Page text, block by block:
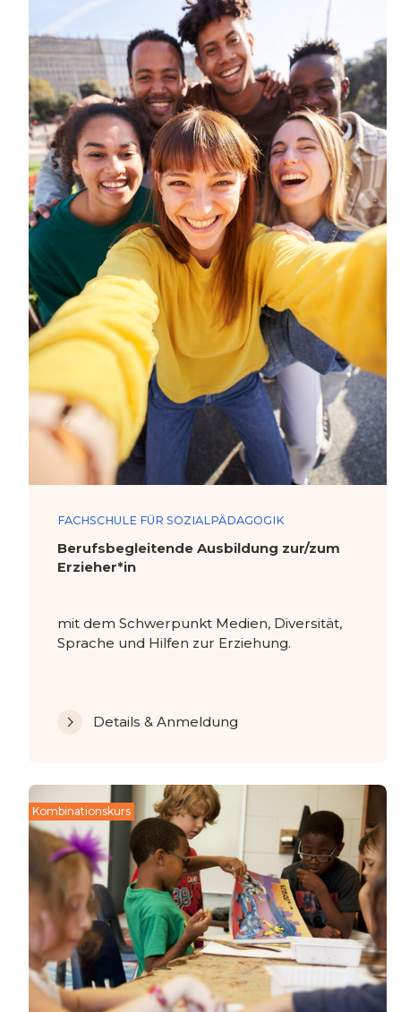
FACHSCHULE FÜR SOZIALPÄDAGOGIK
Berufsbegleitende Ausbildung zur/zum
Erzieher*in
mit dem Schwerpunkt Medien, Diversität,
Sprache und Hilfen zur Erziehung.
Details & Anmeldung
Kombinationskurs